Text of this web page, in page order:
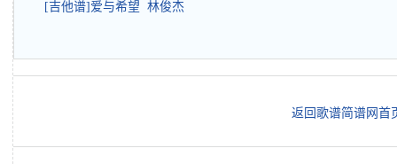
[吉他谱]爱与希望 林俊杰
返回歌谱简谱网首